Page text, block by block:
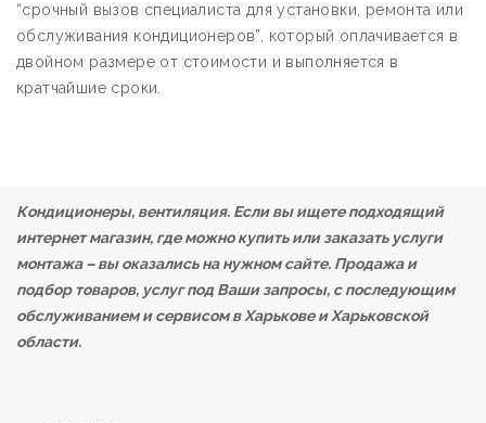
“срочный вызов специалиста для установки, ремонта или
обслуживания кондиционеров”, который оплачивается в
двойном размере от стоимости и выполняется в
кратчайшие сроки.
Кондиционеры, вентиляция. Если вы ищете подходящий
интернет магазин, где можно купить или заказать услуги
монтажа – вы оказались на нужном сайте. Продажа и
подбор товаров, услуг под Ваши запросы, с последующим
обслуживанием и сервисом в Харькове и Харьковской
области.